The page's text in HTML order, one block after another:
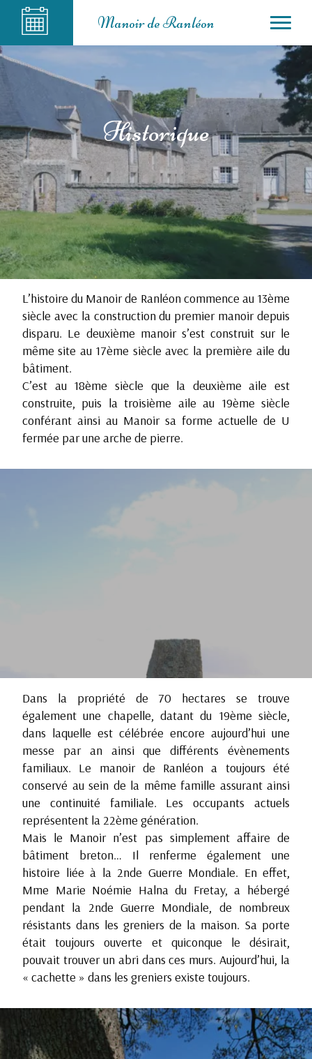
Manoir de Ranléon
Historique
L’histoire du Manoir de Ranléon commence au 13ème
siècle avec la construction du premier manoir depuis
disparu. Le deuxième manoir s’est construit sur le
même site au 17ème siècle avec la première aile du
bâtiment.
C’est au 18ème siècle que la deuxième aile est
construite, puis la troisième aile au 19ème siècle
conférant ainsi au Manoir sa forme actuelle de U
fermée par une arche de pierre.
Dans la propriété de 70 hectares se trouve
également une chapelle, datant du 19ème siècle,
dans laquelle est célébrée encore aujourd’hui une
messe par an ainsi que différents évènements
familiaux. Le manoir de Ranléon a toujours été
conservé au sein de la même famille assurant ainsi
une continuité familiale. Les occupants actuels
représentent la 22ème génération.
Mais le Manoir n’est pas simplement affaire de
bâtiment breton… Il renferme également une
histoire liée à la 2nde Guerre Mondiale. En effet,
Mme Marie Noémie Halna du Fretay, a hébergé
pendant la 2nde Guerre Mondiale, de nombreux
résistants dans les greniers de la maison. Sa porte
était toujours ouverte et quiconque le désirait,
pouvait trouver un abri dans ces murs. Aujourd’hui, la
« cachette » dans les greniers existe toujours.